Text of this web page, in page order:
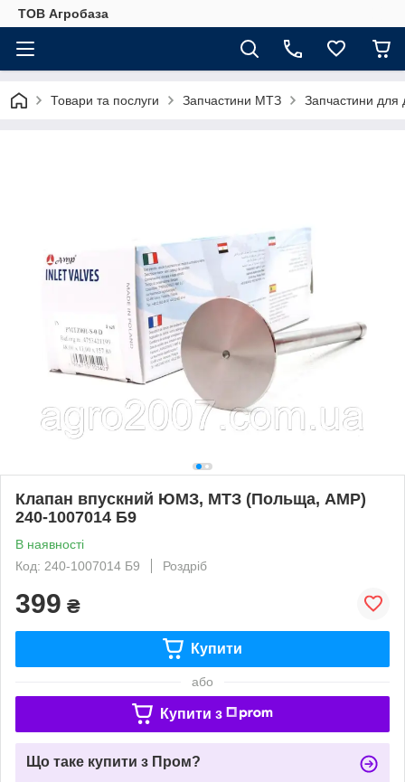
ТОВ Агробаза
Товари та послуги Запчастини МТЗ Запчастини для
Клапан впускний ЮМЗ, МТЗ (Польща, АМР)
240-1007014 Б9
В наявності
Код: 240-1007014 Б9
Роздріб
399 ₴
Купити
або
Купити з
Що таке купити з Пром?